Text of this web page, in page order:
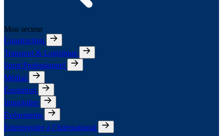
Mon secteur
Construction
Transport & Logistique
Sport Professionnel
Médias
Équitation
Immobilier
Événements
Entreprendre à l’International